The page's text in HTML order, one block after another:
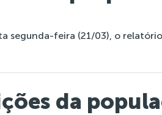
segunda-feira (21/03), o
da